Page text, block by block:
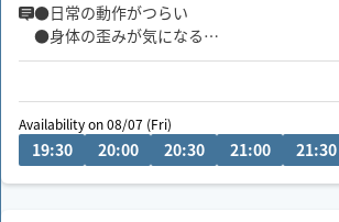
●日常の動作がつらい
●身体の歪みが気になる
●趣味や仕事のパフォーマンスを良くした
どんなお悩みにも真摯に向き合い身体の痛
調、お客様の気になる所をその場しのぎで
本"から対応させて頂きます
Availability on 08/07 (Fri)
19:30 20:00 20:30 21:00 21:30